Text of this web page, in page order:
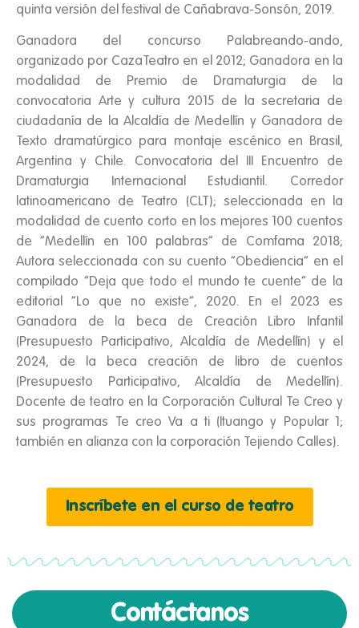
quinta versión del festival de Cañabrava-Sonsón, 2019.
Ganadora del concurso Palabreando-ando,
organizado por CazaTeatro en el 2012; Ganadora en la
modalidad de Premio de Dramaturgia de la
convocatoria Arte y cultura 2015 de la secretaria de
ciudadanía de la Alcaldía de Medellín y Ganadora de
Texto dramatúrgico para montaje escénico en Brasil,
Argentina y Chile. Convocatoria del III Encuentro de
Dramaturgia Internacional Estudiantil. Corredor
latinoamericano de Teatro (CLT); seleccionada en la
modalidad de cuento corto en los mejores 100 cuentos
de “Medellín en 100 palabras” de Comfama 2018;
Autora seleccionada con su cuento “Obediencia” en el
compilado “Deja que todo el mundo te cuente” de la
editorial “Lo que no existe”, 2020. En el 2023 es
Ganadora de la beca de Creación Libro Infantil
(Presupuesto Participativo, Alcaldía de Medellín) y el
2024, de la beca creación de libro de cuentos
(Presupuesto Participativo, Alcaldía de Medellín).
Docente de teatro en la Corporación Cultural Te Creo y
sus programas Te creo Va a ti (Ituango y Popular 1;
también en alianza con la corporación Tejiendo Calles).
Inscríbete en el curso de teatro
Contáctanos